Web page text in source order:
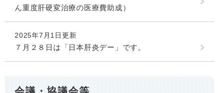
ん重度肝硬変治療の医療費助成）
2025年7月1日更新
７月２８日は「日本肝炎デー」です。